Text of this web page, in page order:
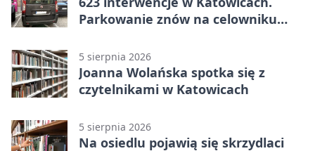
Parkowanie znów na celowniku
5 sierpnia 2026
Joanna Wolańska spotka się z
czytelnikami w Katowicach
5 sierpnia 2026
Na osiedlu pojawią się skrzydlaci